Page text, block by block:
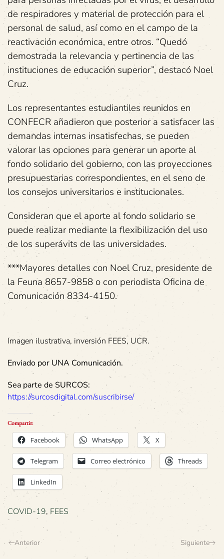
de respiradores y material de protección para el
personal de salud, así como en el campo de la
reactivación económica, entre otros. “Quedó
demostrada la relevancia y pertinencia de las
instituciones de educación superior”, destacó Noel
Cruz.
Los representantes estudiantiles reunidos en
CONFECR añadieron que posterior a satisfacer las
demandas internas insatisfechas, se pueden
valorar las opciones para generar un aporte al
fondo solidario del gobierno, con las proyecciones
presupuestarias correspondientes, en el seno de
los consejos universitarios e institucionales.
Consideran que el aporte al fondo solidario se
puede realizar mediante la flexibilización del uso
de los superávits de las universidades.
***Mayores detalles con Noel Cruz, presidente de
la Feuna 8657-9858 o con periodista Oficina de
Comunicación 8334-4150.
Imagen ilustrativa, inversión FEES, UCR.
Enviado por UNA Comunicación.
Sea parte de SURCOS:
https://surcosdigital.com/suscribirse/
Compartir:
Facebook WhatsApp X
Telegram Correo electrónico Threads
LinkedIn
COVID-19, FEES
Anterior Siguiente